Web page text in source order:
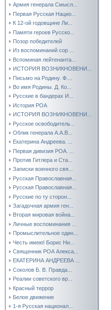
Армия генерала Смысл...
Первая Русская Нацио...
К 12-ой годовщине Ли...
Памяти героев Русско...
Позор победителей
Из воспоминаний сор ...
Вспоминая лейтенанта...
ИСТОРИЯ ВОЗНИКНОВЕНИ...
Письмо на Родину. Ф....
Во имя Родины. Д. Ко...
Русские в бандерах И...
История РОА
ИСТОРИЯ ВОЗНИКНОВЕНИ...
Русское освободитель...
Облик генерала А.А.В...
Екатерина Андреева. ...
Первая дивизия РОА. ...
Против Гитлера и Ста...
Записки военного свя...
Русская Православная...
Русская Православная...
Русские по ту сторон...
Загадочная армия ген...
Вторая мировая война...
Личные воспоминания ...
Промыслительное один...
Честь имею! Борис Ни...
Священник РОА Алекса...
ЕКАТЕРИНА АНДРЕЕВА ...
Соколов Б. В. Правда...
Реалии советского вр...
Красный террор
Белое движение
1-я Русская национал...